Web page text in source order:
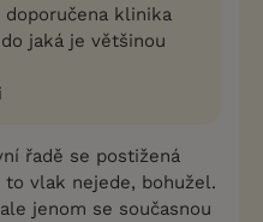
klinika
jaká je většinou
řadě se postižená
vlak nejede, bohužel.
jenom se současnou